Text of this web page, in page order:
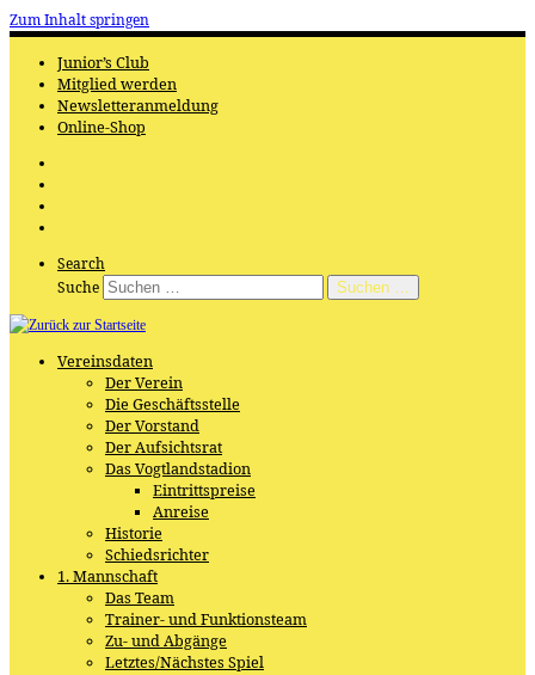
Zum Inhalt springen
Junior’s Club
Mitglied werden
Newsletteranmeldung
Online-Shop
Search
Suche
Suchen …
Vereinsdaten
Der Verein
Die Geschäftsstelle
Der Vorstand
Der Aufsichtsrat
Das Vogtlandstadion
Eintrittspreise
Anreise
Historie
Schiedsrichter
1. Mannschaft
Das Team
Trainer- und Funktionsteam
Zu- und Abgänge
Letztes/Nächstes Spiel